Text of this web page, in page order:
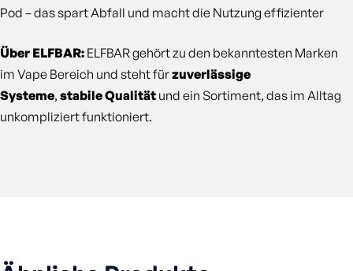
Pod – das spart Abfall und macht die Nutzung effizienter
Über ELFBAR: ELFBAR gehört zu den bekanntesten Marken
im Vape Bereich und steht fürzuverlässige
Systeme, stabile Qualität und ein Sortiment, das im Alltag
unkompliziert funktioniert.